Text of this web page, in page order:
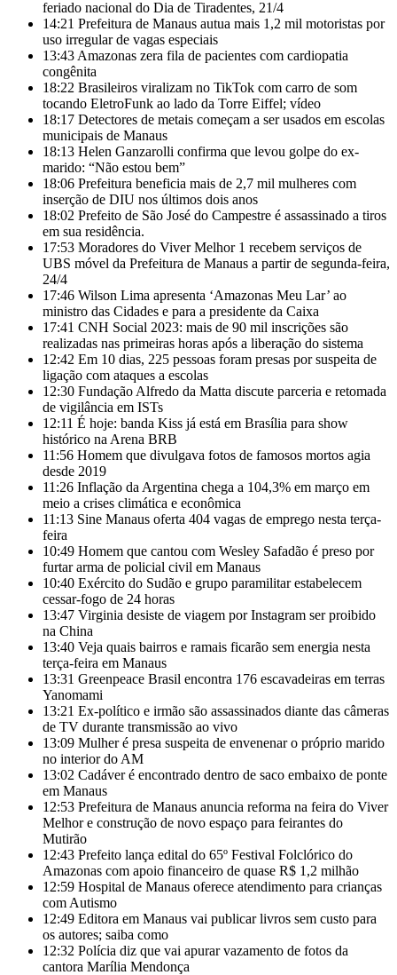
feriado nacional do Dia de Tiradentes, 21/4
14:21 Prefeitura de Manaus autua mais 1,2 mil motoristas por
uso irregular de vagas especiais
13:43 Amazonas zera fila de pacientes com cardiopatia
congênita
18:22 Brasileiros viralizam no TikTok com carro de som
tocando EletroFunk ao lado da Torre Eiffel; vídeo
18:17 Detectores de metais começam a ser usados em escolas
municipais de Manaus
18:13 Helen Ganzarolli confirma que levou golpe do ex-
marido: “Não estou bem”
18:06 Prefeitura beneficia mais de 2,7 mil mulheres com
inserção de DIU nos últimos dois anos
18:02 Prefeito de São José do Campestre é assassinado a tiros
em sua residência.
17:53 Moradores do Viver Melhor 1 recebem serviços de
UBS móvel da Prefeitura de Manaus a partir de segunda-feira,
24/4
17:46 Wilson Lima apresenta ‘Amazonas Meu Lar’ ao
ministro das Cidades e para a presidente da Caixa
17:41 CNH Social 2023: mais de 90 mil inscrições são
realizadas nas primeiras horas após a liberação do sistema
12:42 Em 10 dias, 225 pessoas foram presas por suspeita de
ligação com ataques a escolas
12:30 Fundação Alfredo da Matta discute parceria e retomada
de vigilância em ISTs
12:11 É hoje: banda Kiss já está em Brasília para show
histórico na Arena BRB
11:56 Homem que divulgava fotos de famosos mortos agia
desde 2019
11:26 Inflação da Argentina chega a 104,3% em março em
meio a crises climática e econômica
11:13 Sine Manaus oferta 404 vagas de emprego nesta terça-
feira
10:49 Homem que cantou com Wesley Safadão é preso por
furtar arma de policial civil em Manaus
10:40 Exército do Sudão e grupo paramilitar estabelecem
cessar-fogo de 24 horas
13:47 Virginia desiste de viagem por Instagram ser proibido
na China
13:40 Veja quais bairros e ramais ficarão sem energia nesta
terça-feira em Manaus
13:31 Greenpeace Brasil encontra 176 escavadeiras em terras
Yanomami
13:21 Ex-político e irmão são assassinados diante das câmeras
de TV durante transmissão ao vivo
13:09 Mulher é presa suspeita de envenenar o próprio marido
no interior do AM
13:02 Cadáver é encontrado dentro de saco embaixo de ponte
em Manaus
12:53 Prefeitura de Manaus anuncia reforma na feira do Viver
Melhor e construção de novo espaço para feirantes do
Mutirão
12:43 Prefeito lança edital do 65º Festival Folclórico do
Amazonas com apoio financeiro de quase R$ 1,2 milhão
12:59 Hospital de Manaus oferece atendimento para crianças
com Autismo
12:49 Editora em Manaus vai publicar livros sem custo para
os autores; saiba como
12:32 Polícia diz que vai apurar vazamento de fotos da
cantora Marília Mendonça